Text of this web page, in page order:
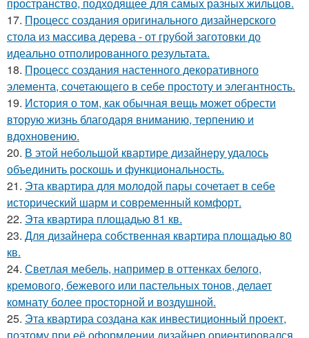
пространство, подходящее для самых разных жильцов.
17. Процесс создания оригинального дизайнерского
стола из массива дерева - от грубой заготовки до
идеально отполированного результата.
18. Процесс создания настенного декоративного
элемента, сочетающего в себе простоту и элегантность.
19. История о том, как обычная вещь может обрести
вторую жизнь благодаря вниманию, терпению и
вдохновению.
20. В этой небольшой квартире дизайнеру удалось
объединить роскошь и функциональность.
21. Эта квартира для молодой пары сочетает в себе
исторический шарм и современный комфорт.
22. Эта квартира площадью 81 кв.
23. Для дизайнера собственная квартира площадью 80
кв.
24. Светлая мебель, например в оттенках белого,
кремового, бежевого или пастельных тонов, делает
комнату более просторной и воздушной.
25. Эта квартира создана как инвестиционный проект,